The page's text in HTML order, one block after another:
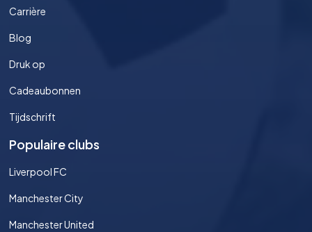
Carrière
Blog
Druk op
Cadeaubonnen
Tijdschrift
Populaire clubs
Liverpool FC
Manchester City
Manchester United